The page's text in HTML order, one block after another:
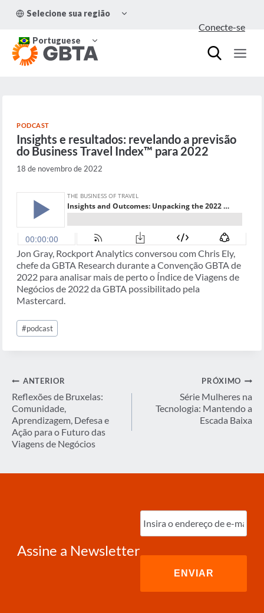
para
Conteúdo
Selecione sua região
MENU
Portuguese
MENU
FILHO
Conecte-se
PODCAST
Insights e resultados: revelando a previsão
do Business Travel Index™ para 2022
18 de novembro de 2022
Jon Gray, Rockport Analytics conversou com Chris Ely,
chefe da GBTA Research durante a Convenção GBTA de
2022 para analisar mais de perto o Índice de Viagens de
Negócios de 2022 da GBTA possibilitado pela
Mastercard.
Tags
do
#podcast
Navegação
de
Post
ANTERIOR
Reflexões de Bruxelas:
Comunidade,
Aprendizagem, Defesa e
Ação para o Futuro das
Viagens de Negócios
PRÓXIMO
Série Mulheres na
Tecnologia: Mantendo a
Escada Baixa
Assine a Newsletter
Digite
o
e-